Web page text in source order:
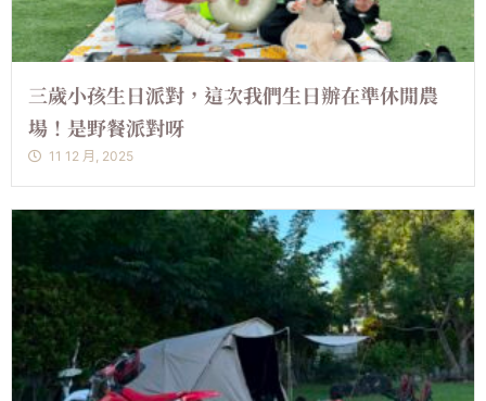
三歲小孩生日派對，這次我們生日辦在準休閒農
場！是野餐派對呀
11 12 月, 2025